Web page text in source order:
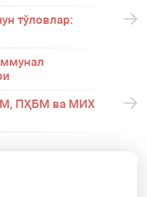
тўловлар:
ПҲБМ ва МИХ